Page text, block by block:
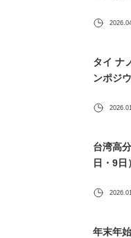
タイ ナ
ンポジ
台湾高
日・9日
年末年